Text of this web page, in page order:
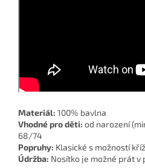
Materiál: 100% bavlna
Vhodné pro děti: od narození
68/74
Popruhy: Klasické s možností
Údržba: Nosítko je možné prát v